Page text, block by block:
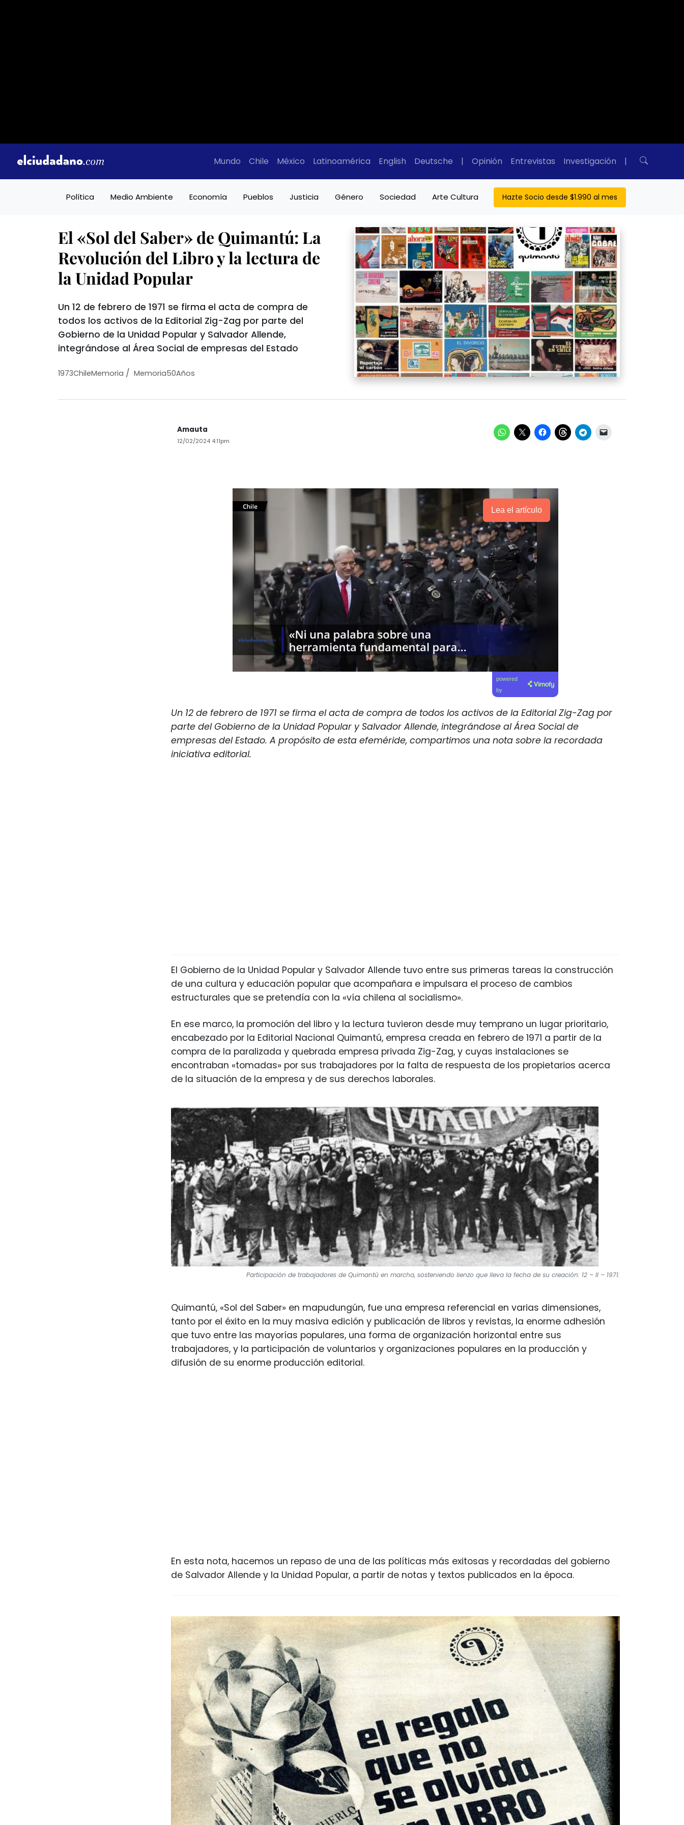
Mundo Chile México Latinoamérica English Deutsche | Opinión Entrevistas Investigación |
Política Medio Ambiente Economía Pueblos Justicia Género Sociedad Arte Cultura Hazte Socio desde $1.990 al mes
El «Sol del Saber» de Quimantú: La
Revolución del Libro y la lectura de
la Unidad Popular
Un 12 de febrero de 1971 se firma el acta de compra de
todos los activos de la Editorial Zig-Zag por parte del
Gobierno de la Unidad Popular y Salvador Allende,
integrándose al Área Social de empresas del Estado
1973ChileMemoria / Memoria50Años
Amauta
12/02/2024 4:11pm
Lea el artículo
powered
by
Un 12 de febrero de 1971 se firma el acta de compra de todos los activos de la Editorial Zig-Zag por
parte del Gobierno de la Unidad Popular y Salvador Allende, integrándose al Área Social de
empresas del Estado. A propósito de esta efeméride, compartimos una nota sobre la recordada
iniciativa editorial.
El Gobierno de la Unidad Popular y Salvador Allende tuvo entre sus primeras tareas la construcción
de una cultura y educación popular que acompañara e impulsara el proceso de cambios
estructurales que se pretendía con la «vía chilena al socialismo».
En ese marco, la promoción del libro y la lectura tuvieron desde muy temprano un lugar prioritario,
encabezado por la Editorial Nacional Quimantú, empresa creada en febrero de 1971 a partir de la
compra de la paralizada y quebrada empresa privada Zig-Zag, y cuyas instalaciones se
encontraban «tomadas» por sus trabajadores por la falta de respuesta de los propietarios acerca
de la situación de la empresa y de sus derechos laborales.
Participación de trabajadores de Quimantú en marcha, sosteniendo lienzo que lleva la fecha de su creación: 12 – II – 1971.
Quimantú, «Sol del Saber» en mapudungún, fue una empresa referencial en varias dimensiones,
tanto por el éxito en la muy masiva edición y publicación de libros y revistas, la enorme adhesión
que tuvo entre las mayorías populares, una forma de organización horizontal entre sus
trabajadores, y la participación de voluntarios y organizaciones populares en la producción y
difusión de su enorme producción editorial.
En esta nota, hacemos un repaso de una de las políticas más exitosas y recordadas del gobierno
de Salvador Allende y la Unidad Popular, a partir de notas y textos publicados en la época.